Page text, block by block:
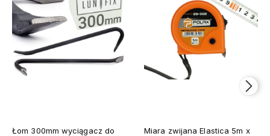
Łom 300mm wyciągacz do
Miara zwijana Elastica 5m x